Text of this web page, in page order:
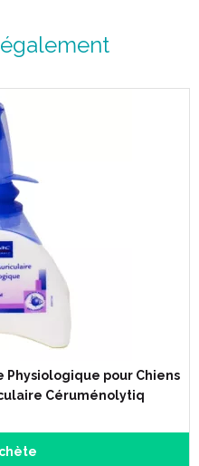
Physiologique pour Chiens
Céruménolytiq